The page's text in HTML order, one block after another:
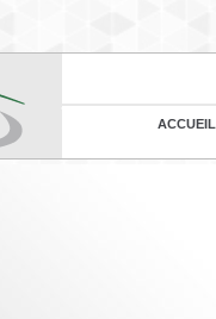
ACCUEIL